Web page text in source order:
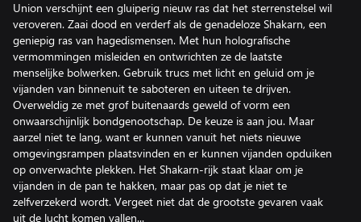
Union verschijnt een gluiperig nieuw ras dat het sterrenstelsel wil
veroveren. Zaai dood en verderf als de genadeloze Shakarn, een
geniepig ras van hagedismensen. Met hun holografische
vermommingen misleiden en ontwrichten ze de laatste
menselijke bolwerken. Gebruik trucs met licht en geluid om je
vijanden van binnenuit te saboteren en uiteen te drijven.
Overweldig ze met grof buitenaards geweld of vorm een
onwaarschijnlijk bondgenootschap. De keuze is aan jou. Maar
aarzel niet te lang, want er kunnen vanuit het niets nieuwe
omgevingsrampen plaatsvinden en er kunnen vijanden opduiken
op onverwachte plekken. Het Shakarn-rijk staat klaar om je
vijanden in de pan te hakken, maar pas op dat je niet te
zelfverzekerd wordt. Vergeet niet dat de grootste gevaren vaak
uit de lucht komen vallen...